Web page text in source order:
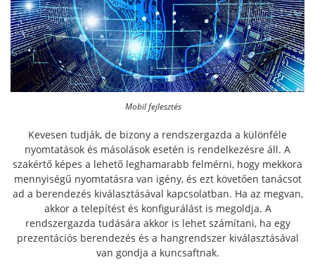
Mobil fejlesztés
Kevesen tudják, de bizony a rendszergazda a különféle
nyomtatások és másolások esetén is rendelkezésre áll. A
szakértő képes a lehető leghamarabb felmérni, hogy mekkora
mennyiségű nyomtatásra van igény, és ezt követően tanácsot
ad a berendezés kiválasztásával kapcsolatban. Ha az megvan,
akkor a telepítést és konfigurálást is megoldja. A
rendszergazda tudására akkor is lehet számítani, ha egy
prezentációs berendezés és a hangrendszer kiválasztásával
van gondja a kuncsaftnak.